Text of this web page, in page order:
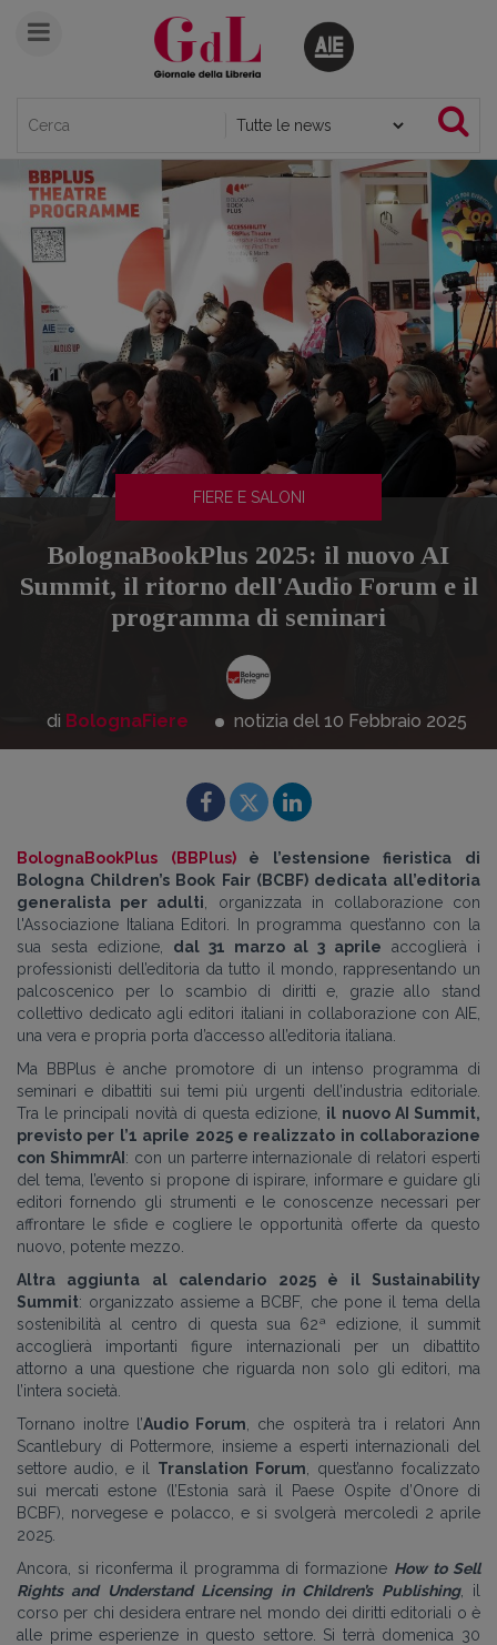
FIERE E SALONI
BolognaBookPlus 2025: il nuovo AI
Summit, il ritorno dell'Audio Forum e il
programma di seminari
di BolognaFiere notizia del 10 Febbraio 2025
BolognaBookPlus (BBPlus)è l’estensione fieristica di
Bologna Children’s Book Fair (BCBF) dedicata all’editoria
generalista per adulti , organizzata in collaborazione con
l'Associazione Italiana Editori. In programma quest’anno con la
sua sesta edizione, dal 31 marzo al 3 aprile accoglierà i
professionisti dell’editoria da tutto il mondo, rappresentando un
palcoscenico per lo scambio di diritti e, grazie allo stand
collettivo dedicato agli editori italiani in collaborazione con AIE,
una vera e propria porta d’accesso all’editoria italiana.
Ma BBPlus è anche promotore di un intenso programma di
seminari e dibattiti sui temi più urgenti dell’industria editoriale.
Tra le principali novità di questa edizione, il nuovo AI Summit,
previsto per l’1 aprile 2025 e realizzato in collaborazione
con ShimmrAI : con un parterre internazionale di relatori esperti
del tema, l’evento si propone di ispirare, informare e guidare gli
editori fornendo gli strumenti e le conoscenze necessari per
affrontare le sfide e cogliere le opportunità offerte da questo
nuovo, potente mezzo.
Altra aggiunta al calendario 2025 è il Sustainability
Summit: organizzato assieme a BCBF, che pone il tema della
sostenibilità al centro di questa sua 62ª edizione, il summit
accoglierà importanti figure internazionali per un dibattito
attorno a una questione che riguarda non solo gli editori, ma
l’intera società.
Tornano inoltre l’Audio Forum , che ospiterà tra i relatori Ann
Scantlebury di Pottermore, insieme a esperti internazionali del
settore audio, e il Translation Forum , quest’anno focalizzato
sui mercati estone (l’Estonia sarà il Paese Ospite d’Onore di
BCBF), norvegese e polacco, e si svolgerà mercoledì 2 aprile
2025.
Ancora, si riconferma il programma di formazione How to Sell
Rights and Understand Licensing in Children’s Publishing, il
corso per chi desidera entrare nel mondo dei diritti editoriali o è
alle prime esperienze in questo settore. Si terrà domenica 30